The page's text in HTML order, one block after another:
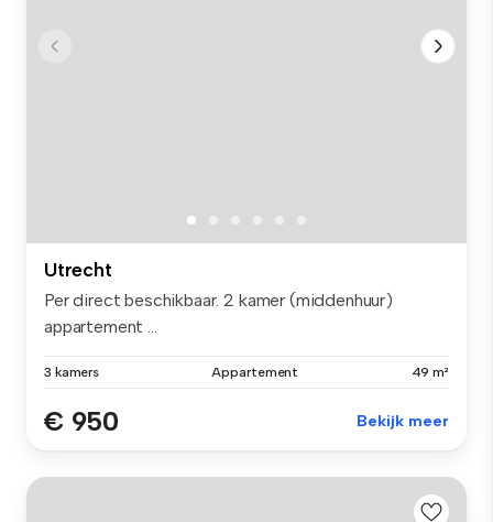
Utrecht
Per direct beschikbaar. 2 kamer (middenhuur)
appartement ...
3 kamers Appartement 49 m²
€ 950 Bekijk meer